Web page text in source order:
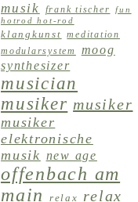
musik
frank tischer fun
hotrod hot-rod
klangkunst meditation
modularsystem
moog
synthesizer
musician
musiker musiker
musiker
elektronische
musik new age
offenbach am
main
relax relax